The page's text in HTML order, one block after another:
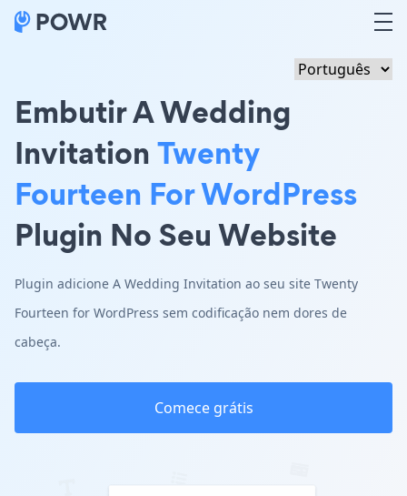
Embutir A Wedding
InvitationTwenty
Fourteen For WordPress
Plugin No Seu Website
Plugin adicione A Wedding Invitation ao seu site Twenty
Fourteen for WordPress sem codificação nem dores de
cabeça.
Comece grátis